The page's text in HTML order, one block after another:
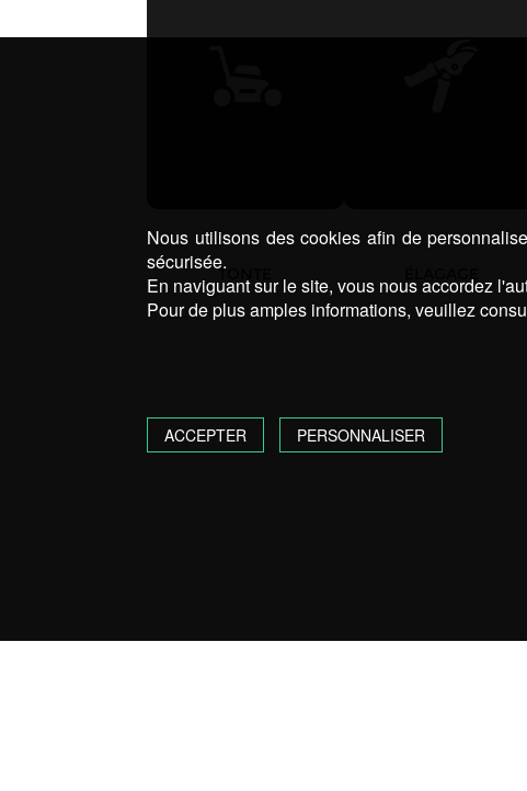
TONTE
Nous utilisons des cookies afin de
sécurisée.
En naviguant sur le site, vous nous accordez
Pour de plus amples informations, veuillez
ACCEPTER PERSONNALISER